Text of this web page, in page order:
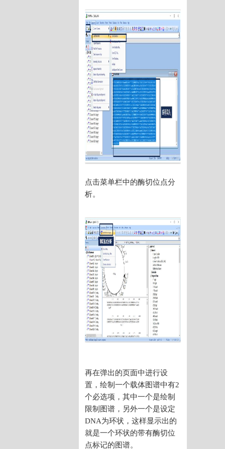
点击菜单栏中的酶切位点分
析。
再在弹出的页面中进行设
置，绘制一个载体图谱中有2
个必选项，其中一个是绘制
限制图谱，另外一个是设定
DNA为环状，这样显示出的
就是一个环状的带有酶切位
点标记的图谱。